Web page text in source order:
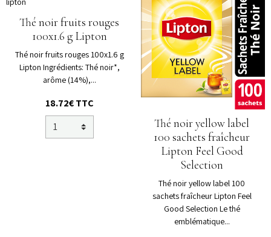
Thé noir fruits rouges
100x1.6 g Lipton
Thé noir fruits rouges 100x1.6 g
Lipton Ingrédients: Thé noir*,
arôme (14%),...
18.72€TTC
Thé noir yellow label
100 sachets fraîcheur
Lipton Feel Good
Selection
Thé noir yellow label 100
sachets fraîcheur Lipton Feel
Good Selection Le thé
emblématique...